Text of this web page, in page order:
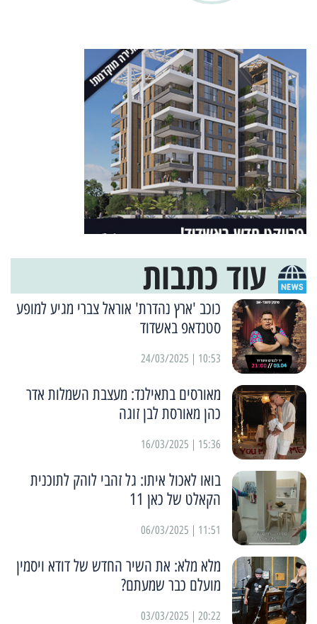
עוד כתבות
כוכב 'ארץ נהדרת' אוראל צברי מגיע למופע
סטנדאפ באשדוד
10:53 | 24/03/2025
מאורסים בתאילנד: מעצבת השמלות אדר
כהן מאורסת לבן זוגה
15:36 | 16/03/2025
בואו לאכול איתו: גל זהבי לוהק לתוכנית
הקאלט של כאן 11
11:51 | 06/03/2025
מלא מלא: את השיר החדש של דודא ויסמין
מועלם כבר שמעתם?
20:22 | 03/03/2025